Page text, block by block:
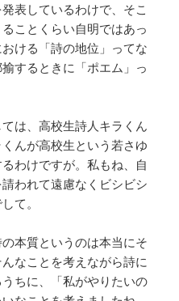
表しているわけで、そこ
ことくらい自明ではあっ
ける「詩の地位」ってな
するときに「ポエム」っ
は、高校生詩人キラくん
んが高校生という若さゆ
わけですが。私もね、自
われて遠慮なくビシビシ
て。
本質というのは本当にそ
なことを考えながら詩に
ちに、「私がやりたいの